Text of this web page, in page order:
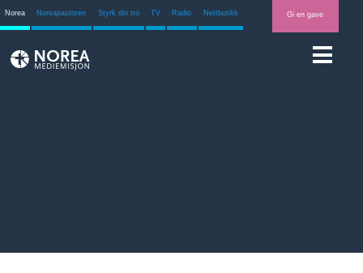
Norea Noreapastoren Styrk din tro TV Radio Nettbutikk Gi en gave